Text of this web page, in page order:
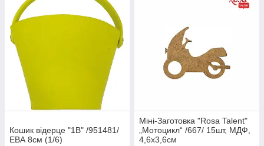
Кошик відерце "1В" /951481/
ЕВА 8см (1/6)
Міні-Заготовка "Rosa Talent"
„Мотоцикл“ /667/ 15шт, МДФ,
4,6х3,6см